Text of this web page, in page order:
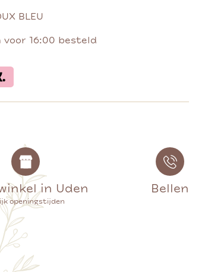
BLEU
voor 16:00 besteld
in Uden
openingstijden
Bellen